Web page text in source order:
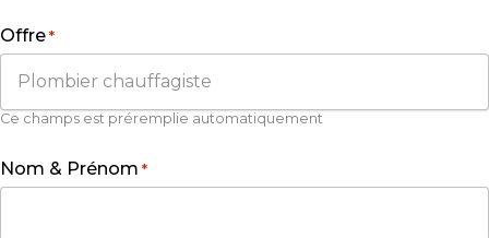
Offre *
Ce champs est préremplie automatiquement
Nom & Prénom *